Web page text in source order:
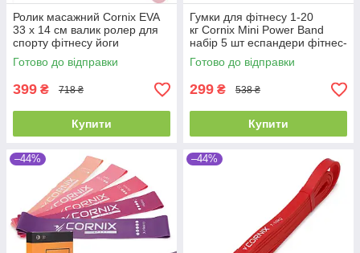
Ролик масажний Cornix EVA
33 x 14 см валик ролер для
спорту фітнесу йоги
тренувань
Готово до відправки
399 ₴ 718 ₴
Купити
Гумки для фітнесу 1-20
кг Cornix Mini Power Band
набір 5 шт еспандери фітнес-
гумки
Готово до відправки
299 ₴ 538 ₴
Купити
–44% –44%